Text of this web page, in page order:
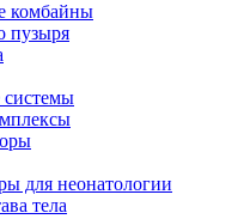
комбайны
пузыря
системы
для неонатологии
тела